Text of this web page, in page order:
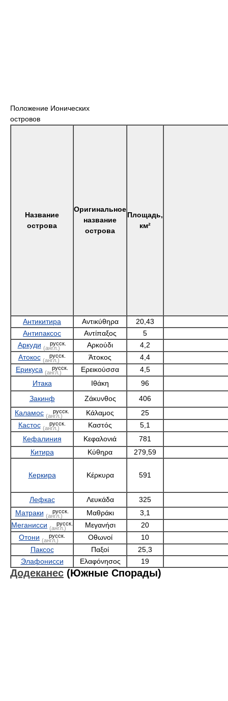
Положение Ионических
островов
Название
острова
Оригинальное
название
острова
Площадь,
км²
Антикитира Αντικύθηρα
20,43
Антипаксос
Αντίπαξος
5
Аркуди (англ.)
русск. Αρκούδι
4,2
Атокос (англ.)
русск. Άτοκος
4,4
Ерикуса (англ.)
русск. Ερεικούσσα
4,5
Итака
Ιθάκη
96
Закинф
Ζάκυνθος
406
Каламос (англ.)
русск. Κάλαμος
25
Кастос (англ.)
русск. Καστός
5,1
Кефалиния
Κεφαλονιά
781
Китира
Κύθηρα 279,59
Керкира Κέρκυρα 591
Лефкас Λευκάδα
325
Матраки (англ.)
русск. Μαθράκι
3,1
Меганисси (англ.)
русск. Μεγανήσι
20
Отони (англ.)
русск. Οθωνοί
10
Паксос
Παξοί
25,3
Элафонисси
Ελαφόνησος 19
Додеканес (Южные Спорады)